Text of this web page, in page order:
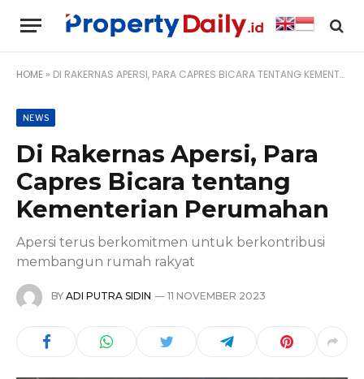
HOME » DI RAKERNAS APERSI, PARA CAPRES BICARA TENTANG KEMENTERIAN PERUMAHAN
NEWS
Di Rakernas Apersi, Para
Capres Bicara tentang
Kementerian Perumahan
Apersi terus berkomitmen untuk berkontribusi
membangun rumah rakyat
BY ADI PUTRA SIDIN 11 NOVEMBER 2023